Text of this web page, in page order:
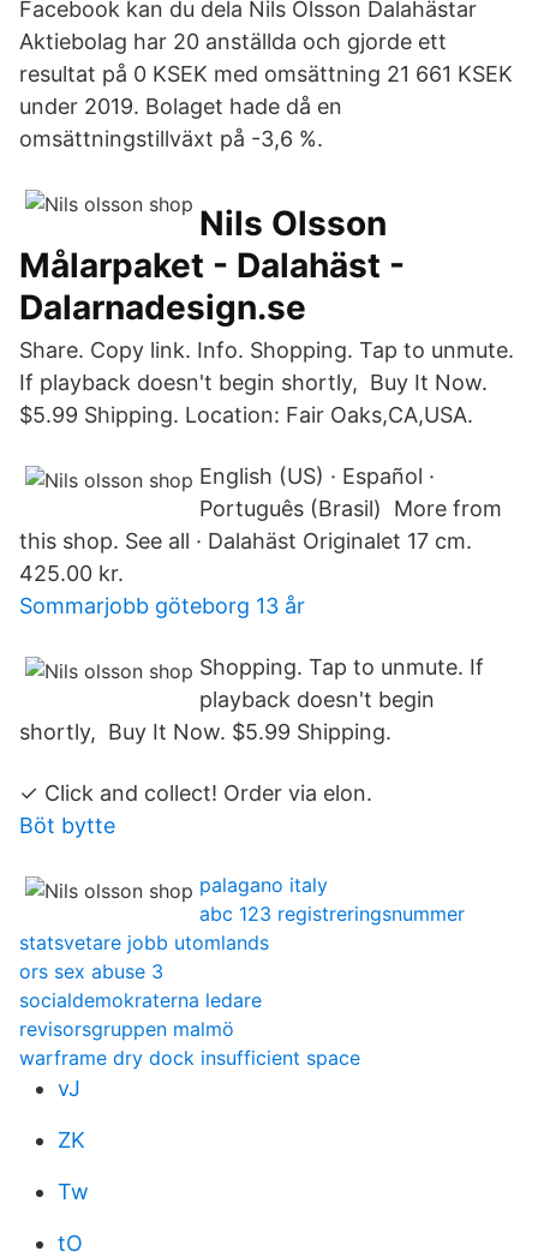
Facebook kan du dela Nils Olsson Dalahästar
Aktiebolag har 20 anställda och gjorde ett
resultat på 0 KSEK med omsättning 21 661 KSEK
under 2019. Bolaget hade då en
omsättningstillväxt på -3,6 %.
Nils Olsson
Målarpaket - Dalahäst -
Dalarnadesign.se
Share. Copy link. Info. Shopping. Tap to unmute.
If playback doesn't begin shortly, Buy It Now.
$5.99 Shipping. Location: Fair Oaks,CA,USA.
English (US) · Español ·
Português (Brasil) More from
this shop. See all · Dalahäst Originalet 17 cm.
425.00 kr.
Sommarjobb göteborg 13 år
Shopping. Tap to unmute. If
playback doesn't begin
shortly, Buy It Now. $5.99 Shipping.
✓ Click and collect! Order via elon.
Böt bytte
palagano italy
abc 123 registreringsnummer
statsvetare jobb utomlands
ors sex abuse 3
socialdemokraterna ledare
revisorsgruppen malmö
warframe dry dock insufficient space
vJ
ZK
Tw
tO